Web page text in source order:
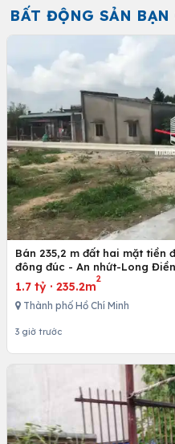
BẤT ĐỘNG SẢN BẠN
Bán 235,2 m đất hai mặt tiền
đông đúc - An nhứt-Long
1.7 tỷ · 235.2m
2
Thành phố Hồ Chí Minh
3 giờ trước